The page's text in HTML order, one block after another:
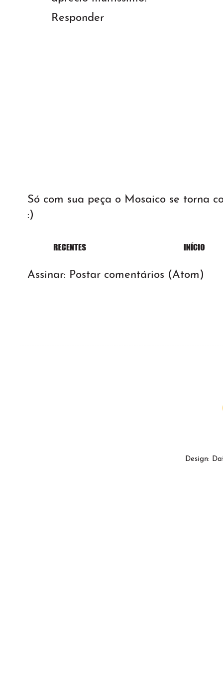
Responder
Só com sua peça o Mosaico se torna
:)
Assinar: Postar comentários (Atom)
Design: